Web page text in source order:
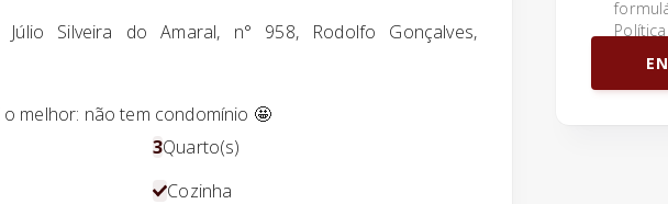
Silveira do Amaral, n° 958, Rodolfo Gonçalves,
o melhor: não tem condomínio 🤩
3Quarto(s)
Cozinha